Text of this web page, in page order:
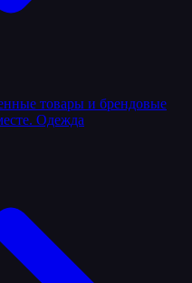
товары и брендовые
Одежда